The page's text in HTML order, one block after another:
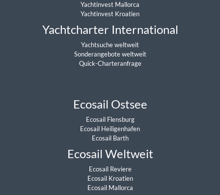
Yachtinvest Mallorca
Yachtinvest Kroatien
Yachtcharter International
Yachtsuche weltweit
Sonderangebote weltweit
Quick-Charteranfrage
Ecosail Ostsee
Ecosail Flensburg
Ecosail Heiligenhafen
Ecosail Barth
Ecosail Weltweit
Ecosail Reviere
Ecosail Kroatien
Ecosail Mallorca